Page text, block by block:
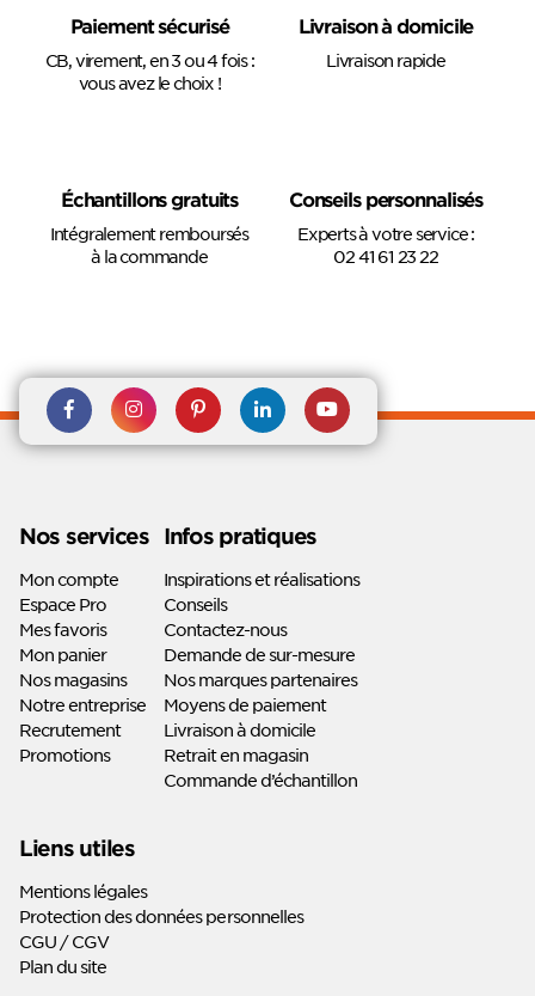
Paiement sécurisé
CB, virement, en 3 ou 4 fois :
vous avez le choix !
Livraison à domicile
Livraison rapide
Échantillons gratuits
Intégralement remboursés
à la commande
Conseils personnalisés
Experts à votre service :
02 41 61 23 22
Rejoignez nous sur Facebook
Suivez-nous sur
Instagram
Suivez-nous sur
Pinterest
Suivez-
nous sur
Suivez-
nous sur
Nos services
Mon compte
Espace Pro
Mes favoris
Mon panier
Nos magasins
Notre entreprise
Recrutement
Promotions
Infos pratiques
Inspirations et réalisations
Conseils
Contactez-nous
Demande de sur-mesure
Nos marques partenaires
Moyens de paiement
Livraison à domicile
Retrait en magasin
Commande d’échantillon
Liens utiles
Mentions légales
Protection des données personnelles
CGU / CGV
Plan du site